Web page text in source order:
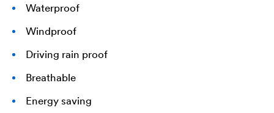
Waterproof
Windproof
Driving rain proof
Breathable
Energy saving